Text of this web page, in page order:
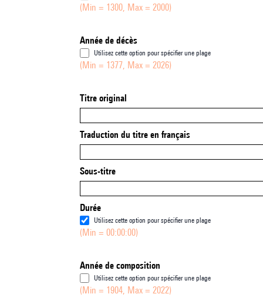
(Min = 1300, Max = 2000)
Année de décès
Utilisez cette option pour spécifier une plage
(Min = 1377, Max = 2026)
Titre original
Traduction du titre en français
Sous-titre
Durée
Utilisez cette option pour spécifier une plage
(Min = 00:00:00)
Année de composition
Utilisez cette option pour spécifier une plage
(Min = 1904, Max = 2022)